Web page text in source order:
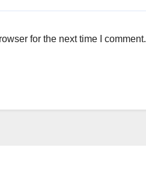
for the next time I comment.